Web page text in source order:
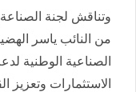
وتناقش لجنة
من النائب ياسر
الصناعية الوطنية
الاستثمارات وتعزيز